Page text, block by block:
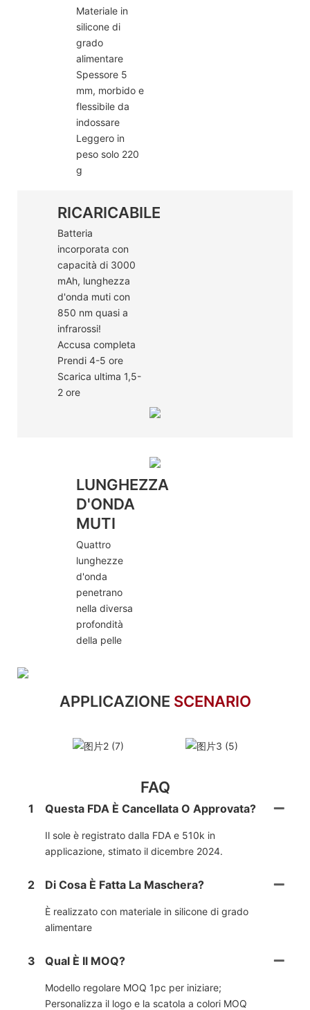
Materiale in
silicone di
grado
alimentare
Spessore 5
mm, morbido e
flessibile da
indossare
Leggero in
peso solo 220
g
RICARICABILE
Batteria
incorporata con
capacità di 3000
mAh, lunghezza
d'onda muti con
850 nm quasi a
infrarossi!
Accusa completa
Prendi 4-5 ore
Scarica ultima 1,5-
2 ore
LUNGHEZZA
D'ONDA
MUTI
Quattro
lunghezze
d'onda
penetrano
nella diversa
profondità
della pelle
APPLICAZIONE SCENARIO
FAQ
1 Questa FDA È Cancellata O Approvata?
Il sole è registrato dalla FDA e 510k in
applicazione, stimato il dicembre 2024.
2 Di Cosa È Fatta La Maschera?
È realizzato con materiale in silicone di grado
alimentare
3 Qual È Il MOQ?
Modello regolare MOQ 1pc per iniziare;
Personalizza il logo e la scatola a colori MOQ